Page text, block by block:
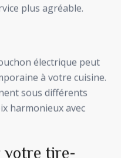
plus agréable.
électrique peut
à votre cuisine.
sous différents
harmonieux avec
votre tire-